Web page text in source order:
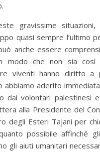
gravissime situazioni,
quasi sempre l’ultimo
anche essere
modo che non sia
viventi hanno diritto a
abbiamo aderito
dai volontari palestinesi
alla Presidente del
degli Esteri Tajani per
possibile affinché
gli aiuti umanitari